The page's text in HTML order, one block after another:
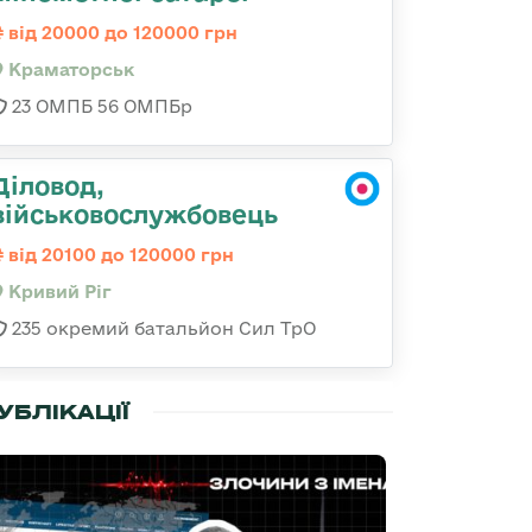
від 20000 до 120000 грн
Краматорськ
23 ОМПБ 56 ОМПБр
від 20100 до 120000 грн
Кривий Ріг
235 окремий батальйон Сил ТрО